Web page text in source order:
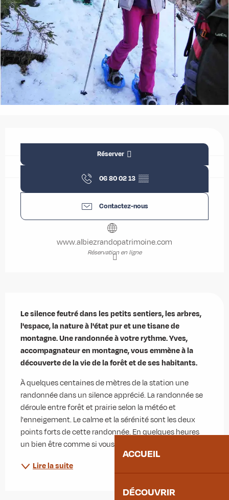
ACCUEIL
DÉCOUVRIR
Réserver
06 80 02 13 ▒▒
Contactez-nous
www.albiezrandopatrimoine.com
Réservation en ligne
Le silence feutré dans les petits sentiers, les arbres,
l'espace, la nature à l'état pur et une tisane de
montagne. Une randonnée à votre rythme. Yves,
accompagnateur en montagne, vous emmène à la
découverte de la vie de la forêt et de ses habitants.
À quelques centaines de mètres de la station une
randonnée dans un silence apprécié. La randonnée se
déroule entre forêt et prairie selon la météo et
l'enneigement. Le calme et la sérénité sont les deux
points forts de cette randonnée. En quelques heures
un bien être comme si vous aviez pris une...
Lire la suite